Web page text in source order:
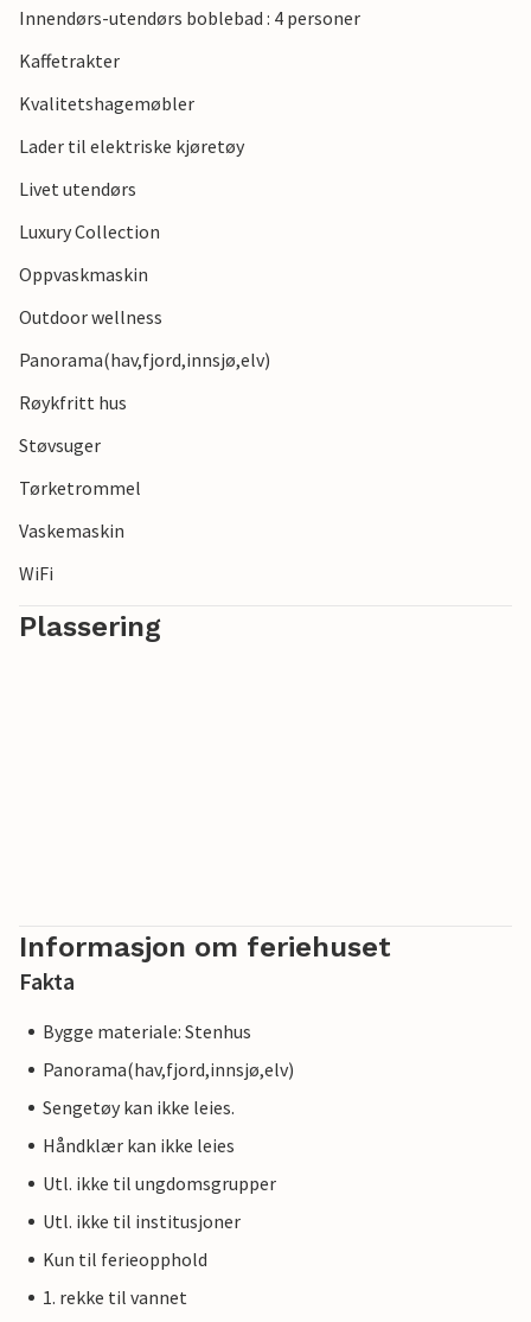
Kalundborg slott. Naturelskere kan utforske det
nærliggende naturreservatet Lammefjorden, som
For et snev av eventyr anbefaler vi et besøk til Sommerland
Sjælland, en fornøyelsespark med attraksjoner for hele
Innendørs-utendørs boblebad : 4 personer
Kaffetrakter
Kvalitetshagemøbler
Lader til elektriske kjøretøy
Livet utendørs
Luxury Collection
Oppvaskmaskin
Outdoor wellness
Panorama(hav,fjord,innsjø,elv)
Røykfritt hus
Støvsuger
Tørketrommel
Vaskemaskin
WiFi
Plassering
Informasjon om feriehuset
Fakta
Bygge materiale: Stenhus
Panorama(hav,fjord,innsjø,elv)
Sengetøy kan ikke leies.
Håndklær kan ikke leies
Utl. ikke til ungdomsgrupper
Utl. ikke til institusjoner
Kun til ferieopphold
1. rekke til vannet